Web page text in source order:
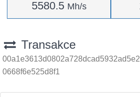
5580.5 Mh/s
Transakce
0668f6e525d8f1